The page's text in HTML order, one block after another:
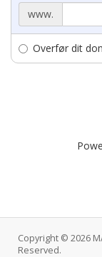
www.
Overfør dit
Copyright © 2026
Reserved.